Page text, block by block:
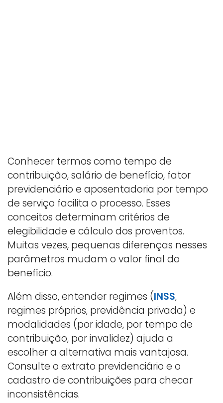
Conhecer termos como tempo de
contribuição, salário de benefício, fator
previdenciário e aposentadoria por tempo
de serviço facilita o processo. Esses
conceitos determinam critérios de
elegibilidade e cálculo dos proventos.
Muitas vezes, pequenas diferenças nesses
parâmetros mudam o valor final do
benefício.
Além disso, entender regimes (INSS,
regimes próprios, previdência privada) e
modalidades (por idade, por tempo de
contribuição, por invalidez) ajuda a
escolher a alternativa mais vantajosa.
Consulte o extrato previdenciário e o
cadastro de contribuições para checar
inconsistências.